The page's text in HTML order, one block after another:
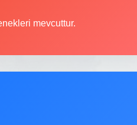
mevcuttur.